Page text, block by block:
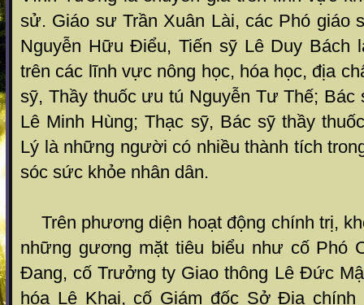
sử. Giáo sư Trần Xuân Lài, các Phó giáo
Nguyễn Hữu Điểu, Tiến sỹ Lê Duy Bách
trên các lĩnh vực nông học, hóa học, địa
sỹ, Thầy thuốc ưu tú Nguyễn Tư Thế; Bác
Lê Minh Hùng; Thạc sỹ, Bác sỹ thầy
Lý là những người có nhiều thành tích
sóc sức khỏe nhân dân.
Trên phương diện hoạt động chính trị,
những gương mặt tiêu biểu như cố Phó
Đang, cố Trưởng ty Giao thông Lê Đức
hóa Lê Khai, cố Giám đốc Sở Địa